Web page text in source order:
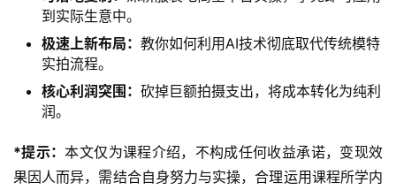
到实际生意中。
极速上新布局： 教你如何利用AI技术彻底取代传统模特
实拍流程。
核心利润突围： 砍掉巨额拍摄支出，将成本转化为纯利
润。
*提示：本文仅为课程介绍，不构成任何收益承诺，变现效
果因人而异，需结合自身努力与实操，合理运用课程所学内